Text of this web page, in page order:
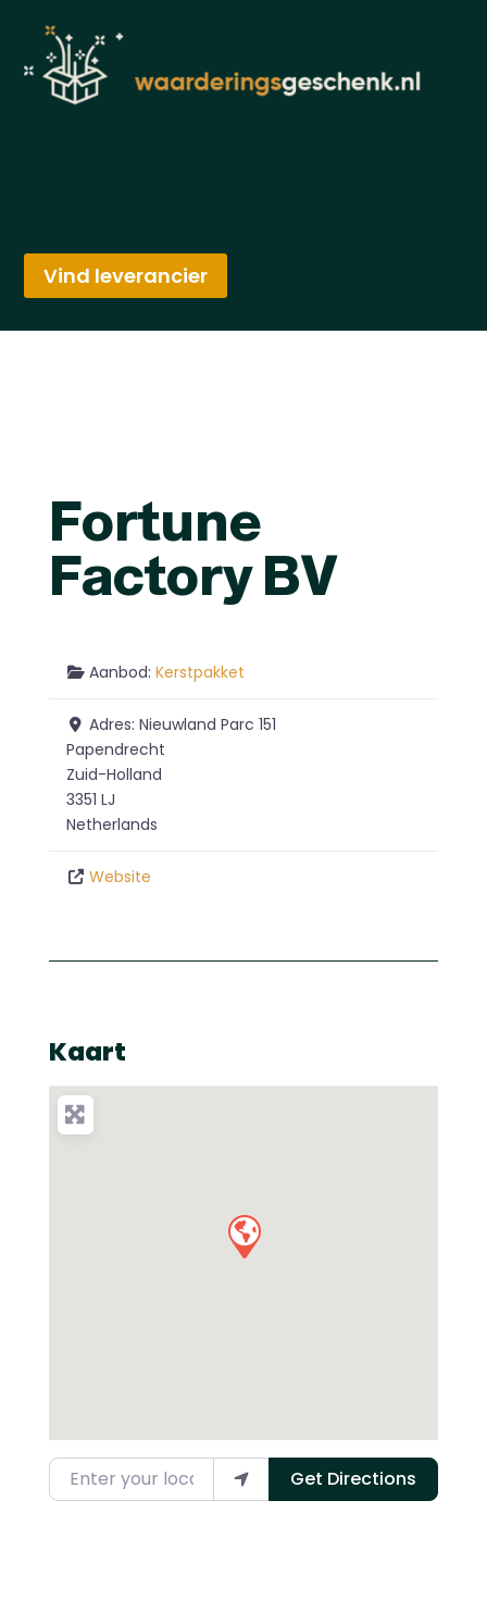
Vind leverancier
Fortune
Factory BV
Aanbod:Kerstpakket
Adres:Nieuwland Parc 151
Papendrecht
Zuid-Holland
3351 LJ
Netherlands
Website
Kaart
Enter your location Get Directions